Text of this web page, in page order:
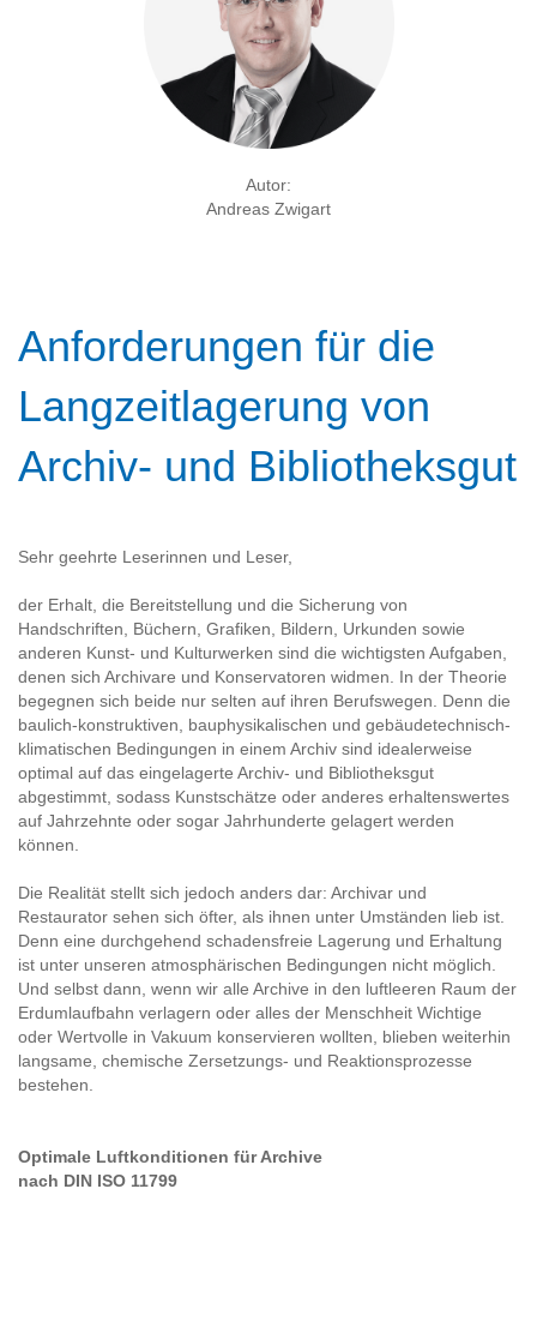
Autor:
Andreas Zwigart
Anforderungen für die
Langzeitlagerung von
Archiv- und Bibliotheksgut
Sehr geehrte Leserinnen und Leser,
der Erhalt, die Bereitstellung und die Sicherung von
Handschriften, Büchern, Grafiken, Bildern, Urkunden sowie
anderen Kunst- und Kulturwerken sind die wichtigsten Aufgaben,
denen sich Archivare und Konservatoren widmen. In der Theorie
begegnen sich beide nur selten auf ihren Berufswegen. Denn die
baulich-konstruktiven, bauphysikalischen und gebäudetechnisch-
klimatischen Bedingungen in einem Archiv sind idealerweise
optimal auf das eingelagerte Archiv- und Bibliotheksgut
abgestimmt, sodass Kunstschätze oder anderes erhaltenswertes
auf Jahrzehnte oder sogar Jahrhunderte gelagert werden
können.
Die Realität stellt sich jedoch anders dar: Archivar und
Restaurator sehen sich öfter, als ihnen unter Umständen lieb ist.
Denn eine durchgehend schadensfreie Lagerung und Erhaltung
ist unter unseren atmosphärischen Bedingungen nicht möglich.
Und selbst dann, wenn wir alle Archive in den luftleeren Raum der
Erdumlaufbahn verlagern oder alles der Menschheit Wichtige
oder Wertvolle in Vakuum konservieren wollten, blieben weiterhin
langsame, chemische Zersetzungs- und Reaktionsprozesse
bestehen.
Optimale Luftkonditionen für Archive
nach DIN ISO 11799